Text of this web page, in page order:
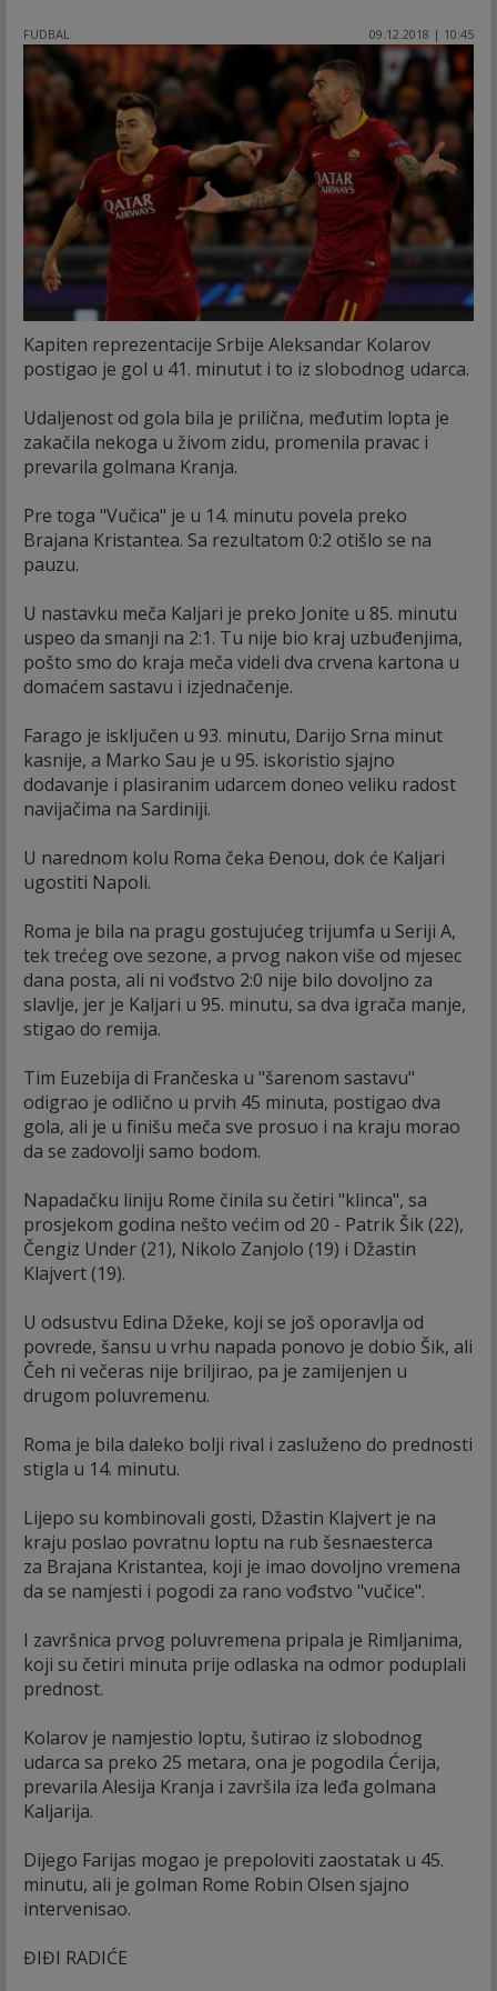
FUDBAL 09.12.2018 | 10:45
Kapiten reprezentacije Srbije Aleksandar Kolarov
postigao je gol u 41. minutut i to iz slobodnog udarca.
Udaljenost od gola bila je prilična, međutim lopta je
zakačila nekoga u živom zidu, promenila pravac i
prevarila golmana Kranja.
Pre toga "Vučica" je u 14. minutu povela preko
Brajana Kristantea. Sa rezultatom 0:2 otišlo se na
pauzu.
U nastavku meča Kaljari je preko Jonite u 85. minutu
uspeo da smanji na 2:1. Tu nije bio kraj uzbuđenjima,
pošto smo do kraja meča videli dva crvena kartona u
domaćem sastavu i izjednačenje.
Farago je isključen u 93. minutu, Darijo Srna minut
kasnije, a Marko Sau je u 95. iskoristio sjajno
dodavanje i plasiranim udarcem doneo veliku radost
navijačima na Sardiniji.
U narednom kolu Roma čeka Đenou, dok će Kaljari
ugostiti Napoli.
Roma je bila na pragu gostujućeg trijumfa u Seriji A,
tek trećeg ove sezone, a prvog nakon više od mjesec
dana posta, ali ni vođstvo 2:0 nije bilo dovoljno za
slavlje, jer je Kaljari u 95. minutu, sa dva igrača manje,
stigao do remija.
Tim Euzebija di Frančeska u "šarenom sastavu"
odigrao je odlično u prvih 45 minuta, postigao dva
gola, ali je u finišu meča sve prosuo i na kraju morao
da se zadovolji samo bodom.
Napadačku liniju Rome činila su četiri "klinca", sa
prosjekom godina nešto većim od 20 - Patrik Šik (22),
Čengiz Under (21), Nikolo Zanjolo (19) i Džastin
Klajvert (19).
U odsustvu Edina Džeke, koji se još oporavlja od
povrede, šansu u vrhu napada ponovo je dobio Šik, ali
Čeh ni večeras nije briljirao, pa je zamijenjen u
drugom poluvremenu.
Roma je bila daleko bolji rival i zasluženo do prednosti
stigla u 14. minutu.
Lijepo su kombinovali gosti, Džastin Klajvert je na
kraju poslao povratnu loptu na rub šesnaesterca
za Brajana Kristantea, koji je imao dovoljno vremena
da se namjesti i pogodi za rano vođstvo "vučice".
I završnica prvog poluvremena pripala je Rimljanima,
koji su četiri minuta prije odlaska na odmor poduplali
prednost.
Kolarov je namjestio loptu, šutirao iz slobodnog
udarca sa preko 25 metara, ona je pogodila Ćerija,
prevarila Alesija Kranja i završila iza leđa golmana
Kaljarija.
Dijego Farijas mogao je prepoloviti zaostatak u 45.
minutu, ali je golman Rome Robin Olsen sjajno
intervenisao.
ĐIĐI RADIĆE